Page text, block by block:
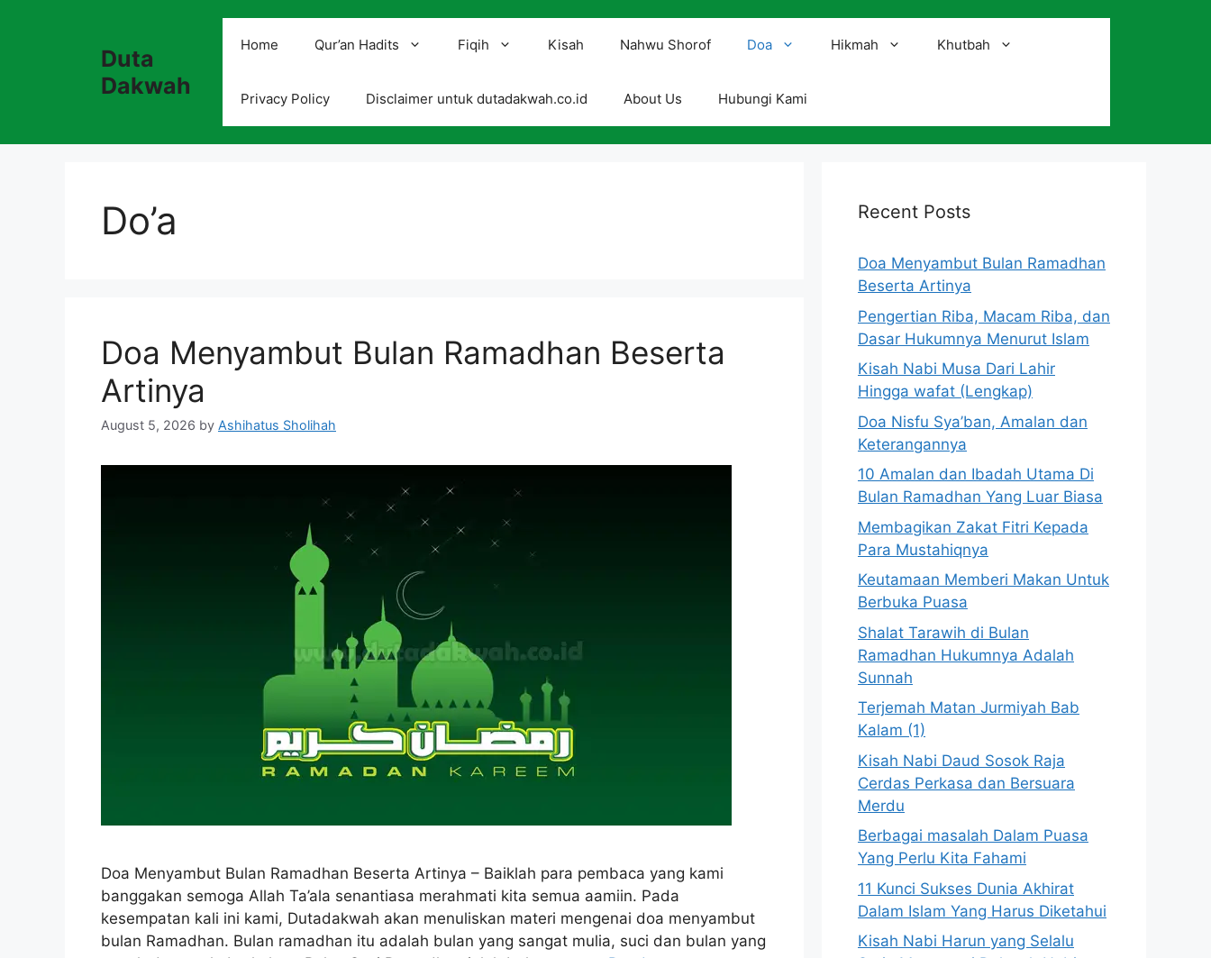
Duta
Dakwah
Home Qur’an Hadits Fiqih Kisah Nahwu Shorof Doa Hikmah Khutbah
Privacy Policy Disclaimer untuk dutadakwah.co.id About Us Hubungi Kami
Do’a
Doa Menyambut Bulan Ramadhan Beserta
Artinya
August 5, 2026 by Ashihatus Sholihah
Doa Menyambut Bulan Ramadhan Beserta Artinya – Baiklah para pembaca yang kami
banggakan semoga Allah Ta’ala senantiasa merahmati kita semua aamiin. Pada
kesempatan kali ini kami, Dutadakwah akan menuliskan materi mengenai doa menyambut
bulan Ramadhan. Bulan ramadhan itu adalah bulan yang sangat mulia, suci dan bulan yang
Recent Posts
Doa Menyambut Bulan Ramadhan
Beserta Artinya
Pengertian Riba, Macam Riba, dan
Dasar Hukumnya Menurut Islam
Kisah Nabi Musa Dari Lahir
Hingga wafat (Lengkap)
Doa Nisfu Sya’ban, Amalan dan
Keterangannya
10 Amalan dan Ibadah Utama Di
Bulan Ramadhan Yang Luar Biasa
Membagikan Zakat Fitri Kepada
Para Mustahiqnya
Keutamaan Memberi Makan Untuk
Berbuka Puasa
Shalat Tarawih di Bulan
Ramadhan Hukumnya Adalah
Sunnah
Terjemah Matan Jurmiyah Bab
Kalam (1)
Kisah Nabi Daud Sosok Raja
Cerdas Perkasa dan Bersuara
Merdu
Berbagai masalah Dalam Puasa
Yang Perlu Kita Fahami
11 Kunci Sukses Dunia Akhirat
Dalam Islam Yang Harus Diketahui
Kisah Nabi Harun yang Selalu